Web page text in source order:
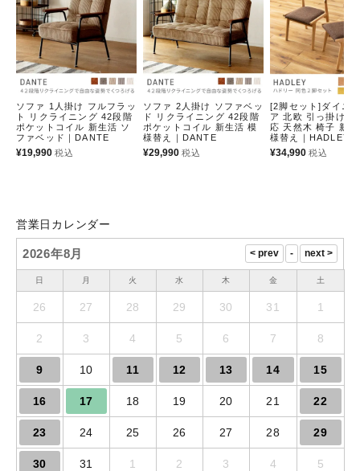
ソファ 1人掛け フルフラッ
ト リクライニング 42段階
ポケットコイル 新生活 ソ
ファベッド｜DANTE
¥19,990 税込
ソファ 2人掛け ソファベッ
ド リクライニング 42段階
ポケットコイル 新生活 模
様替え｜DANTE
¥29,990 税込
[2脚セット]ダイニ
ア 北欧 引っ掛け
応 天然木 椅子 新
様替え｜HADLEY
¥34,990 税込
営業日カレンダー
2026年8月
日 月 火 水 木 金 土
26 27 28 29 30 31 1
2 3 4 5 6 7 8
9 10 11 12 13 14 15
16 17 18 19 20 21 22
23 24 25 26 27 28 29
30 31 1 2 3 4 5